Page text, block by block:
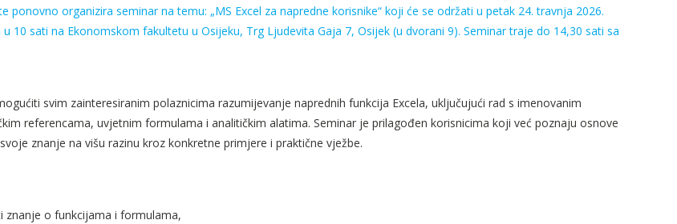
ponovno organizira seminar na temu: „MS Excel za napredne korisnike“ koji će se održati u petak 24. travnja 2026.
10 sati na Ekonomskom fakultetu u Osijeku, Trg Ljudevita Gaja 7, Osijek (u dvorani 9). Seminar traje do 14,30 sati sa
svim zainteresiranim polaznicima razumijevanje naprednih funkcija Excela, uključujući rad s imenovanim
referencama, uvjetnim formulama i analitičkim alatima. Seminar je prilagođen korisnicima koji već poznaju osnove
znanje na višu razinu kroz konkretne primjere i praktične vježbe.
znanje o funkcijama i formulama,